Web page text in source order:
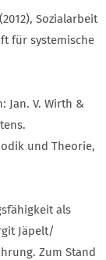
Sozialarbeit
für systemische
Jan. V. Wirth &
und Theorie,
als
Jäpelt/
Zum Stand